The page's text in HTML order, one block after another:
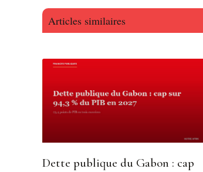
Articles similaires
Dette publique du Gabon : cap